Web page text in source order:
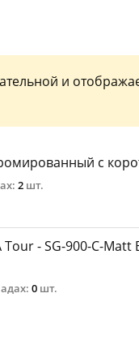
и
с
2 шт.
- SG-900-С-
0 шт.